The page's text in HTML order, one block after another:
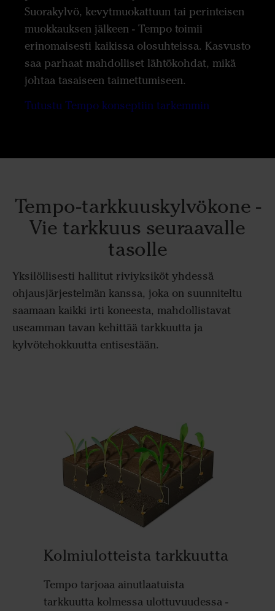
Suorakylvö, kevytmuokattuun tai perinteisen
muokkauksen jälkeen - Tempo toimii
erinomaisesti kaikissa olosuhteissa. Kasvusto
saa parhaat mahdolliset lähtökohdat, mikä
johtaa tasaiseen taimettumiseen.
Tutustu Tempo konseptiin tarkemmin
Tempo-tarkkuuskylvökone -
Vie tarkkuus seuraavalle
tasolle
Yksilöllisesti hallitut riviyksiköt yhdessä
ohjausjärjestelmän kanssa, joka on suunniteltu
saamaan kaikki irti koneesta, mahdollistavat
useamman tavan kehittää tarkkuutta ja
kylvötehokkuutta entisestään.
Kolmiulotteista tarkkuutta
Tempo tarjoaa ainutlaatuista
tarkkuutta kolmessa ulottuvuudessa -